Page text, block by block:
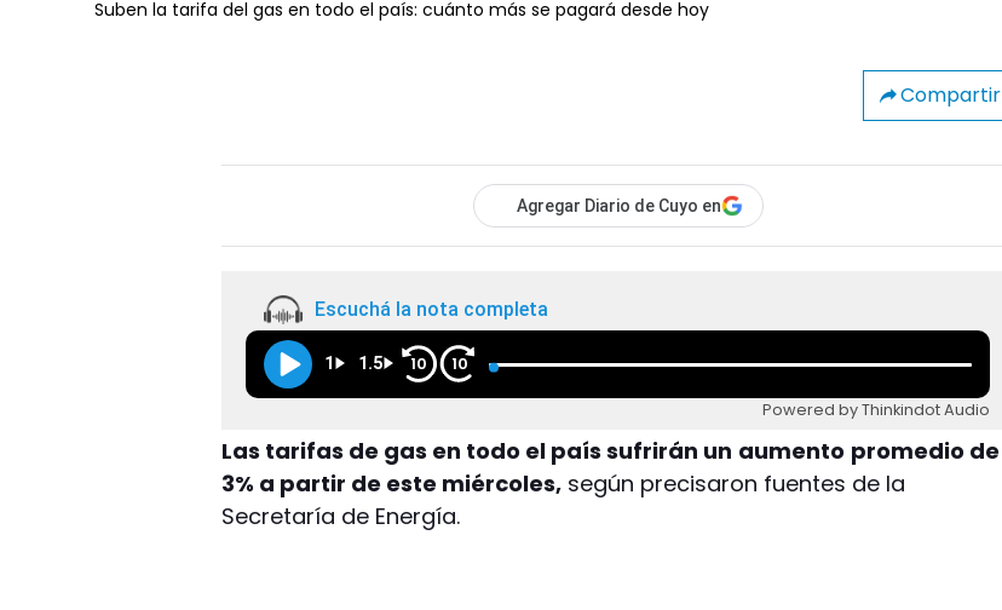
Suben la tarifa del gas en todo el país: cuánto más se pagará desde hoy
Compartir
Agregar Diario de Cuyo en
Escuchá la nota completa
1 1.5 10 10
Powered by Thinkindot Audio
Las tarifas de gas en todo el país sufrirán un aumento promedio de
3% a partir de este miércoles, según precisaron fuentes de la
Secretaría de Energía.